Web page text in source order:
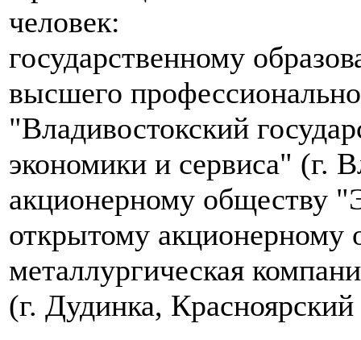
человек:
государственному
высшего
"Владивостокский
экономики и сервиса" (г.
акционерному
открытому акционерному
металлургическая
(г. Дудинка,